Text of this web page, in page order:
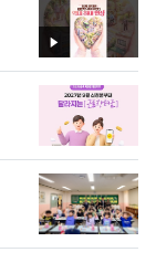
영
상